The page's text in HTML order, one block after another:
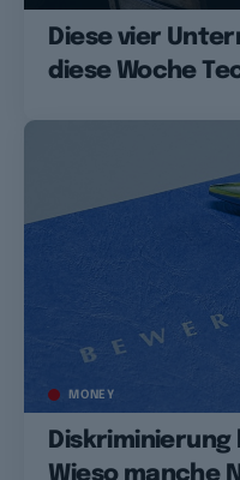
Diese vier
diese Woche
MONEY
Diskriminierung
Wieso manche